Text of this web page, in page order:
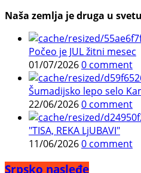
Naša zemlja je druga u
Počeo je JUL žitni mesec
01/07/20260 comment
Šumadijsko lepo selo
22/06/20260 comment
"TISA, REKA LjUBAVI"
11/06/20260 comment
Srpsko nasleđe